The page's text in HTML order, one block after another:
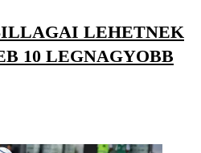
LEHETNEK
10 LEGNAGYOBB